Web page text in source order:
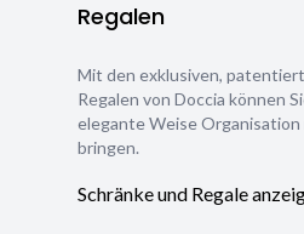
Regalen
Mit den exklusiven,
Regalen von Doccia können
elegante Weise
bringen.
Schränke und Regale